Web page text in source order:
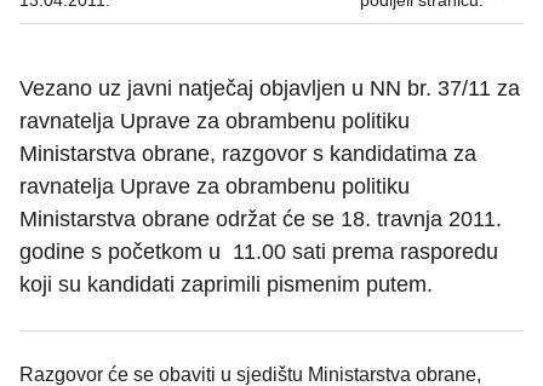
Vezano uz javni natječaj objavljen u NN br. 37/11 za
ravnatelja Uprave za obrambenu politiku
Ministarstva obrane, razgovor s kandidatima za
ravnatelja Uprave za obrambenu politiku
Ministarstva obrane održat će se 18. travnja 2011.
godine s početkom u 11.00 sati prema rasporedu
koji su kandidati zaprimili pismenim putem.
Razgovor će se obaviti u sjedištu Ministarstva obrane,